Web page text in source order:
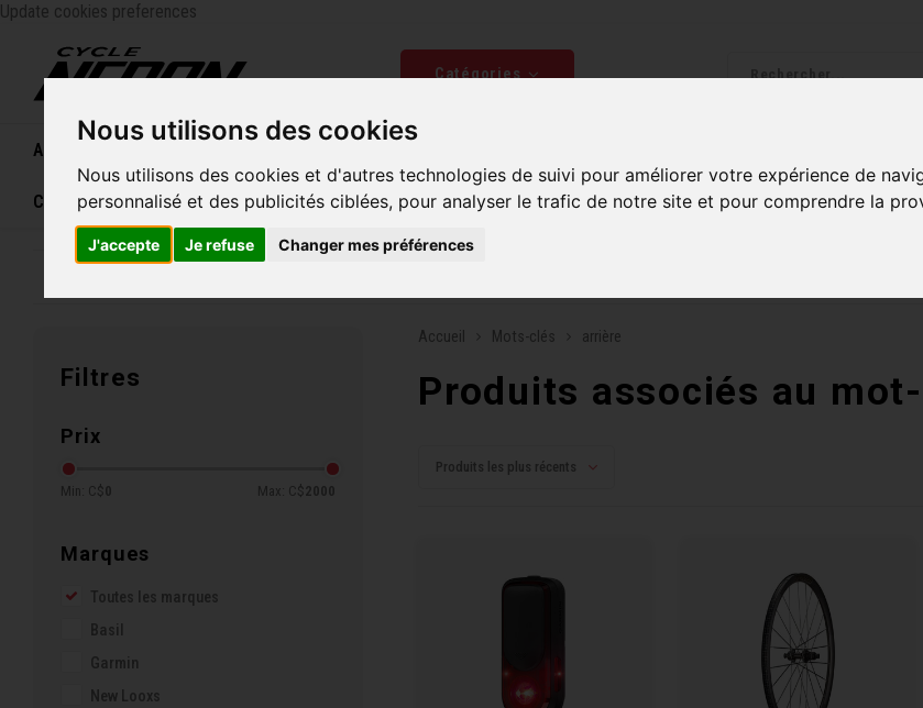
Nous utilisons des cookies
Nous utilisons des cookies et d'autres technologies de suivi pour améliorer votre expérience de
personnalisé et des publicités ciblées, pour analyser le trafic de notre site et pour comprendre la
J'accepte Je refuse Changer mes préférences
Update cookies preferences
Catégories
Accueil
Carte cadeau
Filtres
Prix
Min: C$ 0 Max: C$ 2000
Marques
Toutes les marques
Basil
Garmin
New Looxs
Accueil Mots-clés arrière
Produits associés au
Produits les plus récents